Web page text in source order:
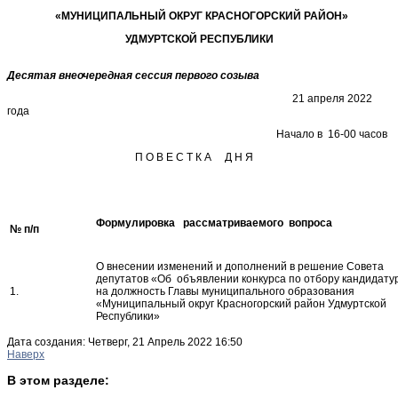
«МУНИЦИПАЛЬНЫЙ ОКРУГ КРАСНОГОРСКИЙ РАЙОН»
УДМУРТСКОЙ РЕСПУБЛИКИ
Десятая внеочередная сессия первого созыва
21 апреля 2022
года
Начало в 16-00 часов
П О В Е С Т К А Д Н Я
№ п/п Формулировка рассматриваемого вопроса
1.
О внесении изменений и дополнений в решение Совета
депутатов «Об объявлении конкурса по отбору
на должность Главы муниципального образования
«Муниципальный округ Красногорский район Удмуртской
Республики»
Дата создания: Четверг, 21 Апрель 2022 16:50
Наверх
В этом разделе: